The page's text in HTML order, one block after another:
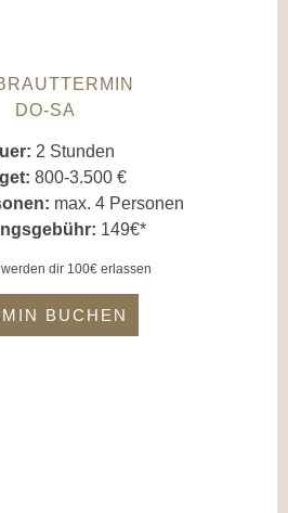
DO-SA
2 Stunden
800-3.500 €
max. 4 Personen
149€*
dir 100€ erlassen
BUCHEN